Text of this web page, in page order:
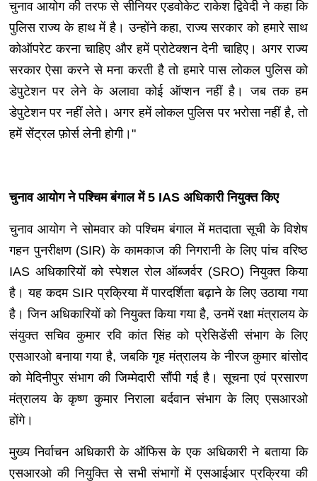
चुनाव आयोग की तरफ से सीनियर एडवोकेट राकेश द्विवेदी ने कहा कि
पुलिस राज्य के हाथ में है। उन्होंने कहा, राज्य सरकार को हमारे साथ
कोऑपरेट करना चाहिए और हमें प्रोटेक्शन देनी चाहिए। अगर राज्य
सरकार ऐसा करने से मना करती है तो हमारे पास लोकल पुलिस को
डेपुटेशन पर लेने के अलावा कोई ऑप्शन नहीं है। जब तक हम
डेपुटेशन पर नहीं लेते। अगर हमें लोकल पुलिस पर भरोसा नहीं है, तो
हमें सेंट्रल फ़ोर्स लेनी होगी।"
चुनाव आयोग ने पश्चिम बंगाल में 5 IAS अधिकारी नियुक्त किए
चुनाव आयोग ने सोमवार को पश्चिम बंगाल में मतदाता सूची के विशेष
गहन पुनरीक्षण (SIR) के कामकाज की निगरानी के लिए पांच वरिष्ठ
IAS अधिकारियों को स्पेशल रोल ऑब्जर्वर (SRO) नियुक्त किया
है। यह कदम SIR प्रक्रिया में पारदर्शिता बढ़ाने के लिए उठाया गया
है। जिन अधिकारियों को नियुक्त किया गया है, उनमें रक्षा मंत्रालय के
संयुक्त सचिव कुमार रवि कांत सिंह को प्रेसिडेंसी संभाग के लिए
एसआरओ बनाया गया है, जबकि गृह मंत्रालय के नीरज कुमार बांसोद
को मेदिनीपुर संभाग की जिम्मेदारी सौंपी गई है। सूचना एवं प्रसारण
मंत्रालय के कृष्ण कुमार निराला बर्दवान संभाग के लिए एसआरओ
होंगे।
मुख्य निर्वाचन अधिकारी के ऑफिस के एक अधिकारी ने बताया कि
एसआरओ की नियुक्ति से सभी संभागों में एसआईआर प्रक्रिया की